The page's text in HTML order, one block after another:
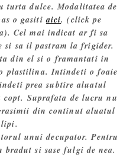
dulce. Modalitatea de
o gasitiaici. (click pe
Cel mai indicat ar fi sa
si sa il pastram la frigider.
din el si o framantati in
plastilina. Intindeti o foaie
prea subtire aluatul
Suprafata de lucru nu
din continut aluatul
lipi.
unui decupator. Pentru
bradut si sase fulgi de nea.